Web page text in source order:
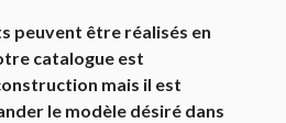
peuvent être réalisés en
catalogue est
mais il est
le modèle désiré dans